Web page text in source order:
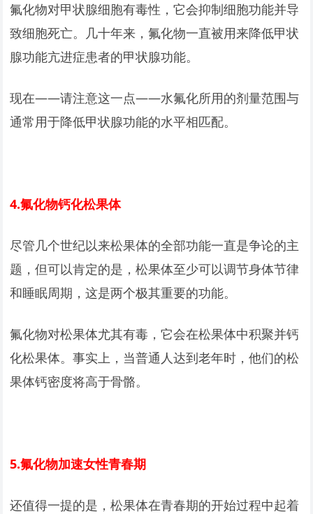
氟化物对甲状腺细胞有毒性，它会抑制细胞功能并导
致细胞死亡。几十年来，氟化物一直被用来降低甲状
腺功能亢进症患者的甲状腺功能。
现在——请注意这一点——水氟化所用的剂量范围与
通常用于降低甲状腺功能的水平相匹配。
4.氟化物钙化松果体
尽管几个世纪以来松果体的全部功能一直是争论的主
题，但可以肯定的是，松果体至少可以调节身体节律
和睡眠周期，这是两个极其重要的功能。
氟化物对松果体尤其有毒，它会在松果体中积聚并钙
化松果体。事实上，当普通人达到老年时，他们的松
果体钙密度将高于骨骼。
5.氟化物加速女性青春期
还值得一提的是，松果体在青春期的开始过程中起着